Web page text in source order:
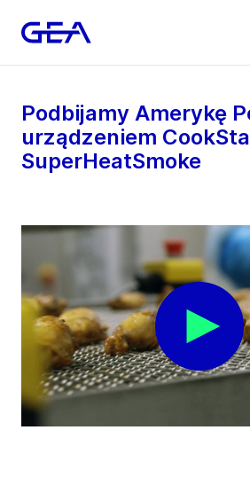
Podbijamy Amerykę
urządzeniem
SuperHeatSmoke